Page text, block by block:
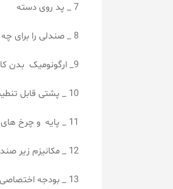
7 _ پد روی دسته
8 _ صندلی را برای چه کاربرانی در نظر دارید : اپراتوری ، مدیریتی ، کنفرانسی ، انتظار ، کانتر و پیشخوان ، ارباب رجوع
9_ ارگونومیک بدن کاربر
10 _ پشتی قابل تنطیم
11 _ پایه و چرخ های مرغوب
12 _ مکانیزم زیر صندلی
13 _ بودجه اختصاصی